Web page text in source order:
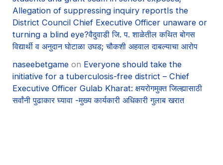
Allegation of suppressing inquiry reportIs the
District Council Chief Executive Officer unaware or
turning a blind eye?वैदुवाडी जि. प. शाळेतील कथित बोगस
विद्यार्थी व अनुदान घोटाळा उघड; चौकशी अहवाल दाबल्याचा आरोप
naseebetgame on Everyone should take the
initiative for a tuberculosis-free district – Chief
Executive Officer Gulab Kharat: क्षयरोगमुक्त जिल्ह्यासाठी
सर्वांनी पुढाकार घ्यावा -मुख्य कार्यकारी अधिकारी गुलाब खरात